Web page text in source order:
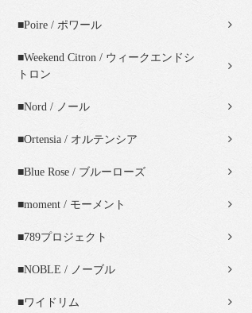
■Poire / ポワール
■Weekend Citron / ウィークエンドシ
トロン
■Nord / ノール
■Ortensia / オルテンシア
■Blue Rose / ブルーローズ
■moment / モーメント
■789プロジェクト
■NOBLE / ノーブル
■ワイドリム